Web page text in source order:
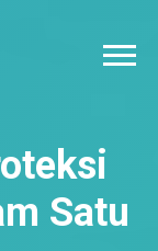
Satu